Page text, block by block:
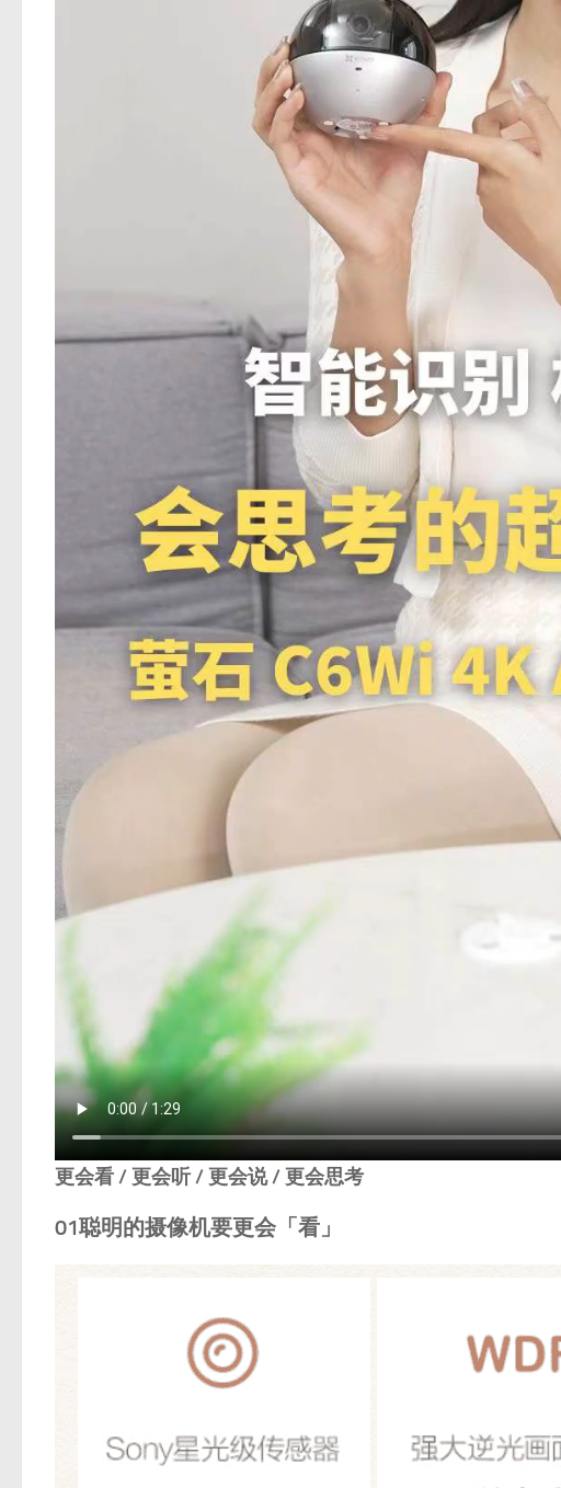
更会看 / 更会听 / 更会说 / 更会思考
01聪明的摄像机要更会「看」